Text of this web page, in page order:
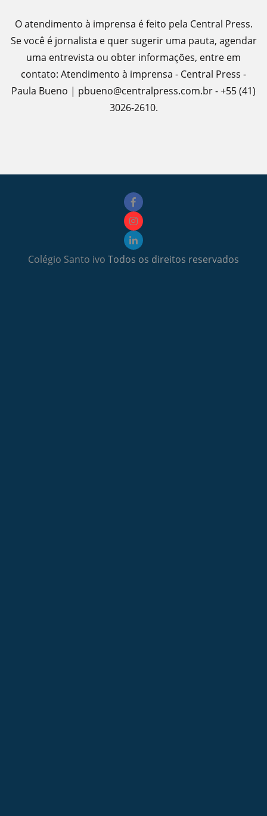
O atendimento à imprensa é feito pela Central Press.
Se você é jornalista e quer sugerir uma pauta, agendar
uma entrevista ou obter informações, entre em
contato: Atendimento à imprensa - Central Press -
Paula Bueno | pbueno@centralpress.com.br - +55 (41)
3026-2610.
Colégio Santo ivo Todos os direitos reservados